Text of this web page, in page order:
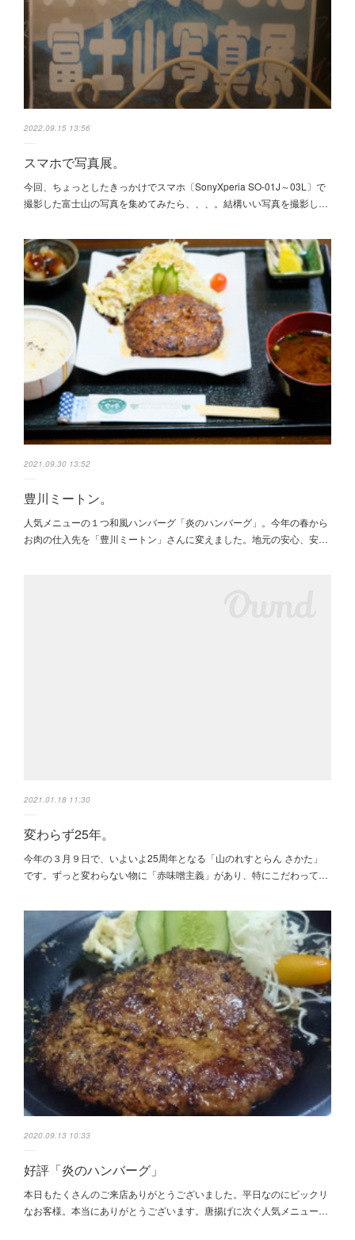
2022.09.15 13:56
スマホで写真展。
今回、ちょっとしたきっかけでスマホ〔SonyXperia SO-01J～03L〕で
撮影した富士山の写真を集めてみたら、、、。結構いい写真を撮影し…
2021.09.30 13:52
豊川ミートン。
人気メニューの１つ和風ハンバーグ「炎のハンバーグ」。今年の春から
お肉の仕入先を「豊川ミートン」さんに変えました。地元の安心、安…
2021.01.18 11:30
変わらず25年。
今年の３月９日で、いよいよ25周年となる「山のれすとらん さかた」
です。ずっと変わらない物に「赤味噌主義」があり、特にこだわって…
2020.09.13 10:33
好評「炎のハンバーグ」
本日もたくさんのご来店ありがとうございました。平日なのにビックリ
なお客様。本当にありがとうございます。唐揚げに次ぐ人気メニュー…